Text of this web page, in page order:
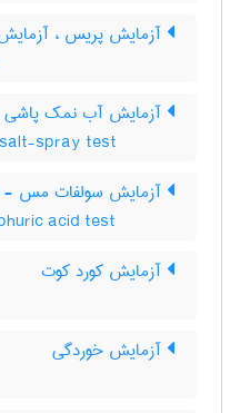
آزمایش پریس ،
آزمایش آب نمک
spray test
آزمایش سولفات مس -
acid test
آزمایش کورد کوت
آزمایش خوردگی